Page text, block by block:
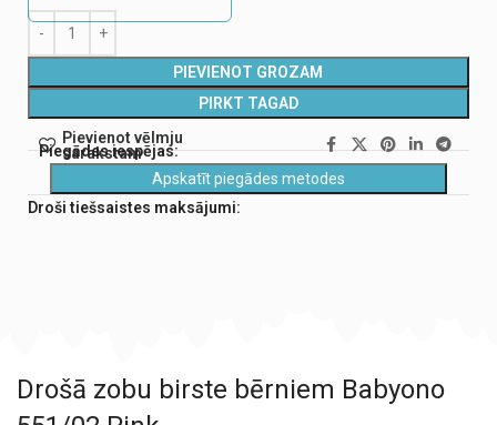
PIEVIENOT GROZAM
PIRKT TAGAD
Pievienot vēlmju
sarakstam
Piegādes iespējas:
Apskatīt piegādes metodes
Droši tiešsaistes maksājumi:
Drošā zobu birste bērniem Babyono